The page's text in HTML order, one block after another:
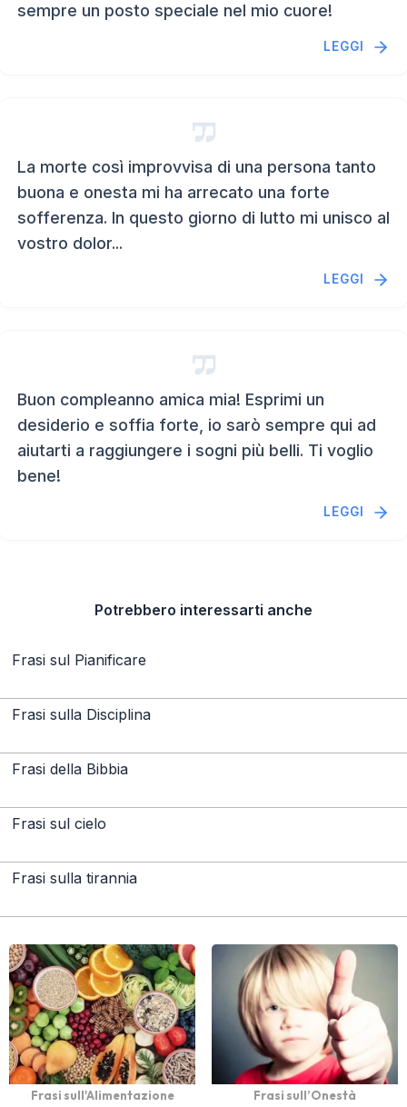
sempre un posto speciale nel mio cuore!
LEGGI
La morte così improvvisa di una persona tanto
buona e onesta mi ha arrecato una forte
sofferenza. In questo giorno di lutto mi unisco al
vostro dolor...
LEGGI
Buon compleanno amica mia! Esprimi un
desiderio e soffia forte, io sarò sempre qui ad
aiutarti a raggiungere i sogni più belli. Ti voglio
bene!
LEGGI
Potrebbero interessarti anche
Frasi sul Pianificare
Frasi sulla Disciplina
Frasi della Bibbia
Frasi sul cielo
Frasi sulla tirannia
Frasi sull'Alimentazione Frasi sull’Onestà